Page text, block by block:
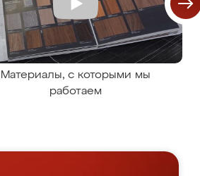
Материалы, с которыми мы
работаем